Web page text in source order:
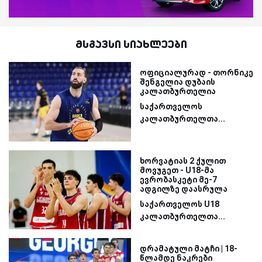
მსგავსი სიახლეები
ოფიციალურად - თორნიკე
შენგელია დუბაის
კალათბურთელია
საქართველოს
კალათბურთელთა...
ხორვატიას 2 ქულით
მოვუგეთ - U18-მა
ევრობასკეტი მე-7
ადგილზე დაასრულა
საქართველოს U18
კალათბურთელთა...
დრამატული მატჩი | 18-
წლამდე ნაკრები